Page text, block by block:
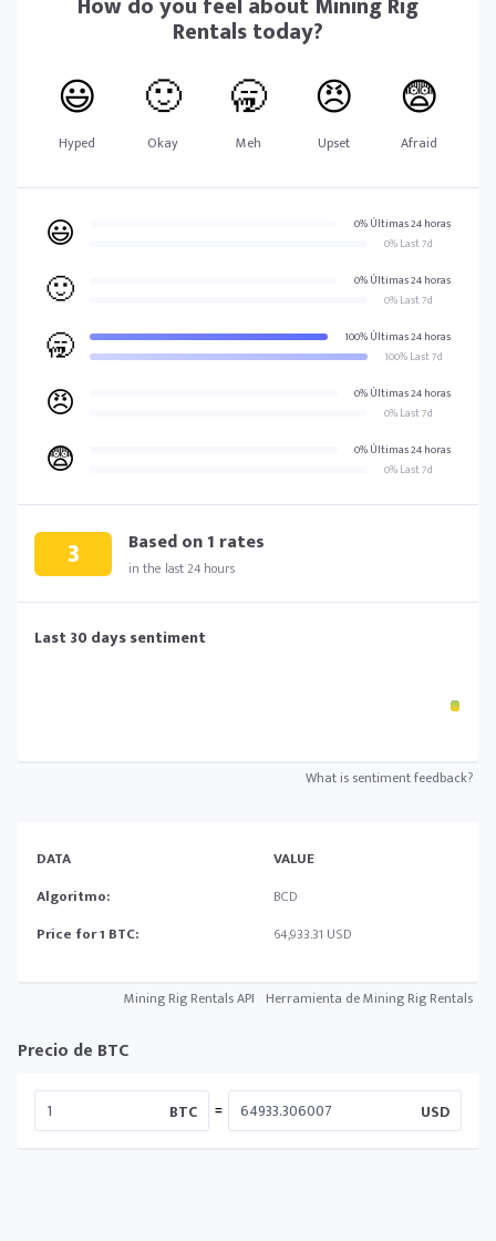
Rentalstoday?
😃
Hyped
🙂
Okay
🥱
Meh
😠
Upset
😨
Afraid
😃
0% Últimas 24 horas
0% Last 7d
🙂
0% Últimas 24 horas
0% Last 7d
🥱
100% Últimas 24 horas
100% Last 7d
😠
0% Últimas 24 horas
0% Last 7d
😨
0% Últimas 24 horas
0% Last 7d
3 Based on1 rates
in the last 24 hours
Last 30 days sentiment
What is sentiment feedback?
DATA
VALUE
Algoritmo:
BCD
Price for 1 BTC:
64,933.31 USD
Mining Rig Rentals API Herramienta de Mining Rig Rentals
Precio de BTC
BTC = USD